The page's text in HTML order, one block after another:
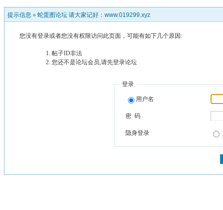
提示信息 » 蛇蛋图论坛 请大家记好：www.019299.xyz
您没有登录或者您没有权限访问此页面，可能有如下几个原因:
帖子ID非法
您还不是论坛会员,请先登录论坛
登录
用户名
密 码
隐身登录